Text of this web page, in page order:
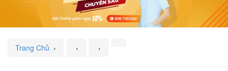
HÌNH ẢNH
LIÊN HỆ
ĐẶT LỊCH KHÁM
Trang Chủ › › ›